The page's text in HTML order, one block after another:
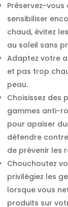
Préservez-vous
sensibiliser
chaud, évitez
au soleil sans
Adaptez votre
et pas trop
peau.
Choisissez des
gammes anti-
pour apaiser
défendre
de prévenir les
Chouchoutez
privilégiez les
lorsque vous
produits sur